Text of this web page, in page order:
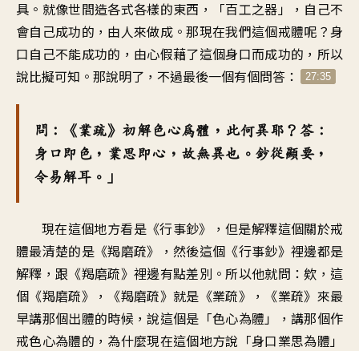
具。就像世間造各式各樣的東西，「百工之器」，自己不
會自己成功的，由人來做成。那現在我們這個戒體呢？身
口自己不能成功的，由心假藉了這個身口而成功的，所以
說比擬可知。那說明了，不過最後一個有個問答：
27:35
問：《業疏》初解色心為體，此何異耶？答：
身口即色，業思即心，故無異也。鈔從顯要，
令易解耳。」
現在這個地方看是《行事鈔》，但是解釋這個關於戒
體最清楚的是《羯磨疏》，然後這個《行事鈔》裡邊都是
解釋，跟《羯磨疏》裡邊有點差別。所以他就問：欸，這
個《羯磨疏》，《羯磨疏》就是《業疏》，《業疏》來最
早講那個出體的時候，說這個是「色心為體」，講那個作
戒色心為體的，為什麼現在這個地方說「身口業思為體」